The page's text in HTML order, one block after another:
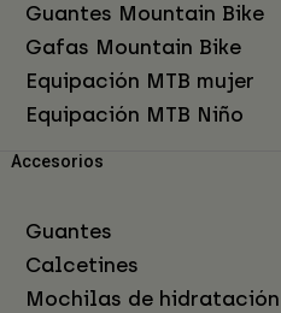
Guantes Mountain Bike
Gafas Mountain Bike
Equipación MTB mujer
Equipación MTB Niño
Accesorios
Guantes
Calcetines
Mochilas de hidratación